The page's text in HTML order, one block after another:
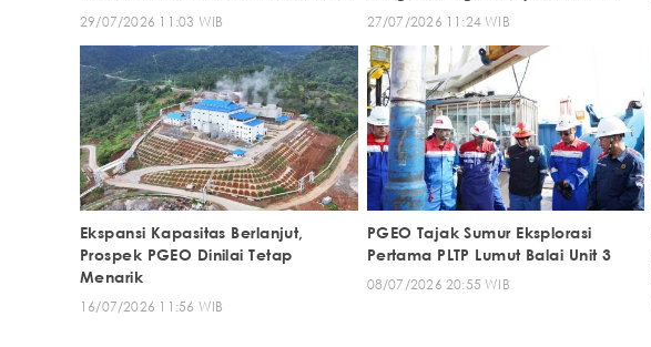
29/07/2026 11:03 WIB
Bumi
27/07/2026 11:24 WIB
Ekspansi Kapasitas Berlanjut,
Prospek PGEO Dinilai Tetap
Menarik
16/07/2026 11:56 WIB
PGEO Tajak Sumur Eksplorasi
Pertama PLTP Lumut Balai Unit 3
08/07/2026 20:55 WIB